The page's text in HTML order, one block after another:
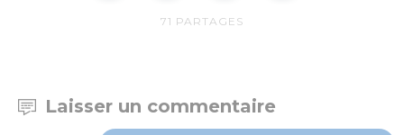
71 PARTAGES
Laisser un commentaire